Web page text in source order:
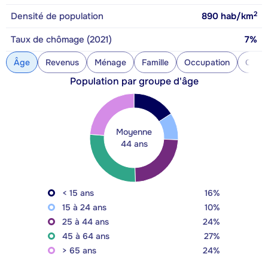
Densité de population 890 hab/km2
Taux de chômage (2021) 7%
Âge Revenus Ménage Famille Occupation
Population par groupe d'âge
Moyenne
44 ans
< 15 ans
16%
15 à 24 ans
10%
25 à 44 ans
24%
45 à 64 ans
27%
> 65 ans
24%